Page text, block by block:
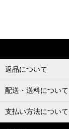
返品について
配送・送料について
支払い方法について